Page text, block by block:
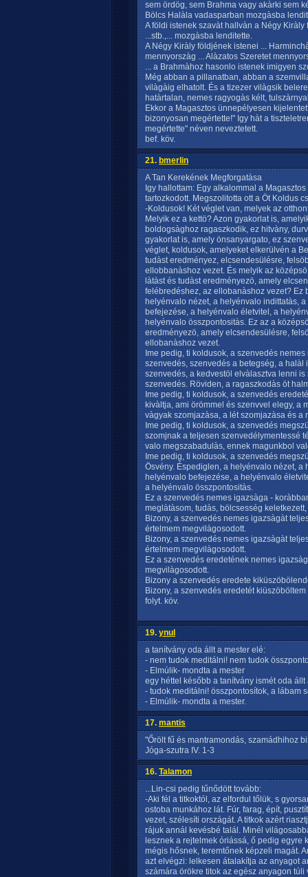
sem ördög, sem Brahma vagy akàrki sem
Bölcs Halàla vadasparban mozgàsba
A földi istenek szavàt hallvàn a Négy
...stb.,... mozgàsba lenditette.
A Négy Kiràly földjének istenei ...
mennyorszàg ... Alàzatos Szeretet
... a Brahmàhoz hasonlo istenek imigyen
Még abban a pillanatban, abban a
vilàgàig elhatolt. És a tizezer vilàgsik
hatàrtalan, nemes ragyogàs kélt,
Ekkor a Magasztos ünnepélyesen
bizonyosan megértette!" Igy hàt a
megértette" néven neveztetett.
bef. köv.
21. bmerlin
A Tan Kerekének Megforgatàsa
Igy hallottam: Egy alkalommal a
tartozkodott. Megszolitotta ott a Öt Koldus
-Koldusok! Két véglet van, melyek az
Melyik ez a kettö? Azon gyakorlat is,
boldogsàghoz ragaszkodik, ez hitvàny,
gyakorlat is, amely önsanyargato, ez
véglet, koldusok, amelyeket elkerülvén a
tudàst eredményez, elcsendesülésre,
ellobbanàshoz vezet. És melyik az
làtàst és tudàst eredményezö, amely
felébredéshez, az ellobanàshoz vezet? Ez
helyénvalo nézet, a helyénvalo indittatàs,
befejezése, a helyénvalo életvitel, a
helyénvalo összpontositàs. Ez az a
eredményezö, amely elcsendesülésre,
ellobanàshoz vezet.
Ime pedig, ti koldusok, a szenvedés
szenvedés, szenvedés a betegség, a
szenvedés, a kedvestöl elvàlasztva lenni
szenvedés. Röviden, a ragaszkodàs öt
Ime pedig, ti koldusok, a szenvedés
kivàltja, ami örömmel és szenvvel elegy, a
vàgyak szomjazàsa, a lét szomjazàsa és a
Ime pedig, ti koldusok, a szenvedés
szomjnak a teljesen szenvedélymentessé
valo megszabadulàs, ennek magunkbol
Ime pedig, ti koldusok, a szenvedés
Ösvény. Éspediglen, a helyénvalo nézet,
helyénvalo befejezése, a helyénvalo
a helyénvalo összpontositàs.
Ez a szenvedés nemes igazsàga -
meglàtàsom, tudàs, bölcsesség
Bizony, a szenvedés nemes igazsàgàt
értelmem megvilàgosodott.
Bizony, a szenvedés nemes igazsàgàt
értelmem megvilàgosodott.
Ez a szenvedés eredetének nemes
megvilàgosodott.
Bizony a szenvedés eredete
Bizony, a szenvedés eredetét
folyt. köv.
19. ynul
a tanítvány oda állt a mester elé:
- nem tudok meditálni! nem tudok
- Elmúlik- mondta a mester
egy héttel később a tanítvány ismét oda állt
- tudok meditálni! összpontosítok, a lábam
- Elmúlik- mondta a mester.
17. mantis
"Őrölt fű és mantramondás, szamádhihoz
Jóga-szutra IV. 1-3
16. Talamon
...Lin-csi pedig tűnődött tovább:
-Aki fél a titkoktól, az elfordul tőlük, s
ostoba munkához lát. Fúr, farag, épít,
vezet, szélesíti országát. A titkok azért
rájuk annál kevésbé talál. Minél
lesznek a rejtelmek óriássá, ő pedig
mégis hősnek, teremtőnek képzeli magát.
azt elvégzi: lelkesen átalakítja az anyagot
számára örökre titok az egész anyagon